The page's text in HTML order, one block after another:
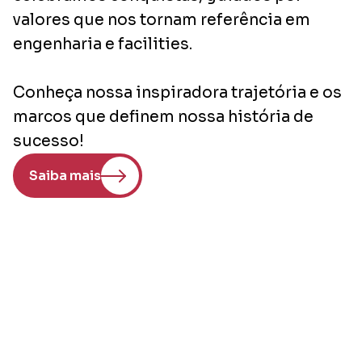
valores que nos tornam referência em
engenharia e facilities.
Conheça nossa inspiradora trajetória e os
marcos que definem nossa história de
sucesso!
Saiba mais